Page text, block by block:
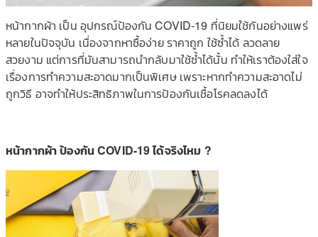
หน้ากากผ้า เป็น อุปกรณ์ป้องกัน COVID-19 ที่นิยมใช้กันอย่างแพร่
หลายในปัจจุบัน เนื่องจากหาซื้อง่าย ราคาถูก ใช้ซ้ำได้ ลวดลาย
สวยงาม แต่การที่มันสามารถนำกลับมาใช้ซ้ำได้นั้น ทำให้เราต้องใส่ใจ
เรื่องการทำความสะอาดมากเป็นพิเศษ เพราะหากทำความสะอาดไม่
ถูกวิธี อาจทำให้ประสิทธิภาพในการป้องกันเชื้อโรคลดลงได้
หน้ากากผ้า ป้องกัน COVID-19 ได้จริงไหม ?